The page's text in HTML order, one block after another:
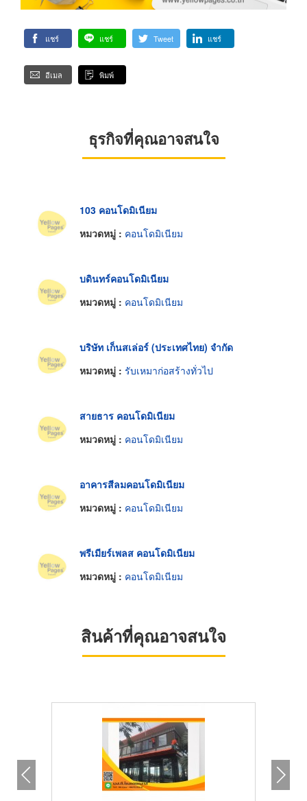
แชร์ แชร์ Tweet แชร์
อีเมล พิมพ์
ธุรกิจที่คุณอาจสนใจ
103 คอนโดมิเนียม
หมวดหมู่ : คอนโดมิเนียม
บดินทร์คอนโดมิเนียม
หมวดหมู่ : คอนโดมิเนียม
บริษัท เก็นสเล่อร์ (ประเทศไทย) จำกัด
หมวดหมู่ : รับเหมาก่อสร้างทั่วไป
สายธาร คอนโดมิเนียม
หมวดหมู่ : คอนโดมิเนียม
อาคารสีลมคอนโดมิเนียม
หมวดหมู่ : คอนโดมิเนียม
พรีเมียร์เพลส คอนโดมิเนียม
หมวดหมู่ : คอนโดมิเนียม
สินค้าที่คุณอาจสนใจ